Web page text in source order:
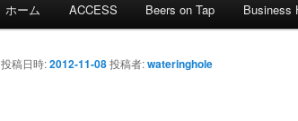
メ
イ
ホーム ACCESS Beers on Tap Business
投稿日時:2012-11-08投稿者:wateringhole